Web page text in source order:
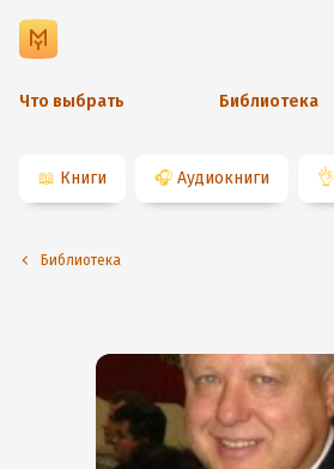
Что выбрать Библиотека
📖 Книги 🎧 Аудиокниги 👌
Библиотека